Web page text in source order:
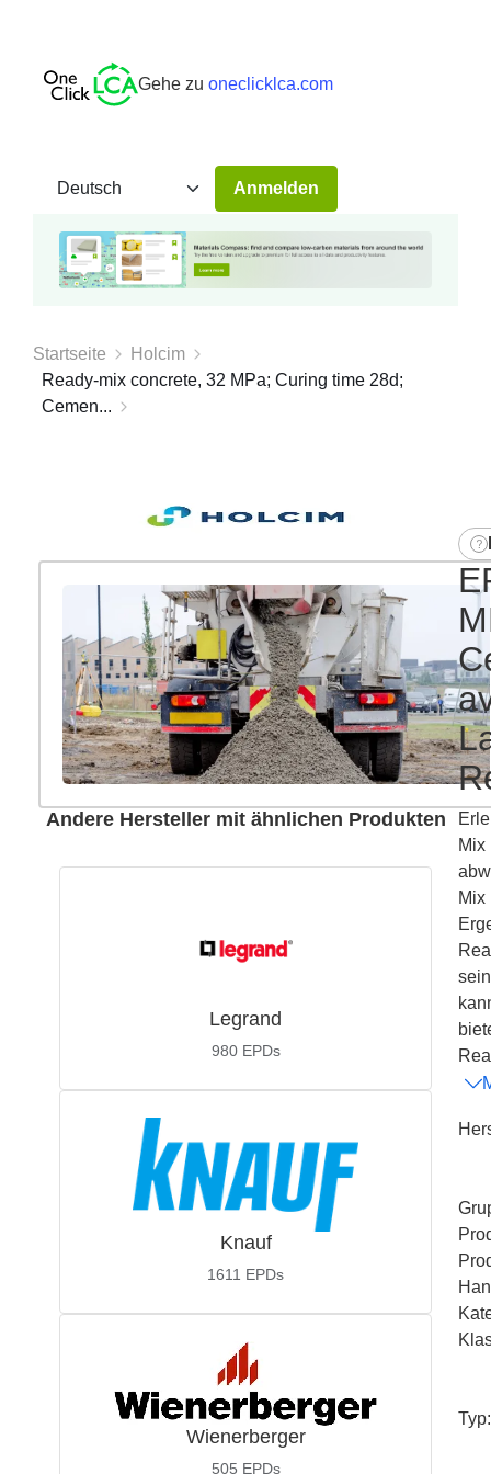
Gehe zu oneclicklca.com
Anmelden
Startseite
Holcim
Ready-mix concrete, 32 MPa; Curing time 28d;
Cemen...
Andere Hersteller mit ähnlichen Produkten
Legrand
980 EPDs
Knauf
1611 EPDs
Wienerberger
505 EPDs
Mix
Mix
Typ: